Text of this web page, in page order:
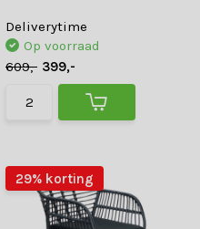
Deliverytime
Op voorraad
609,- 399,-
29% korting